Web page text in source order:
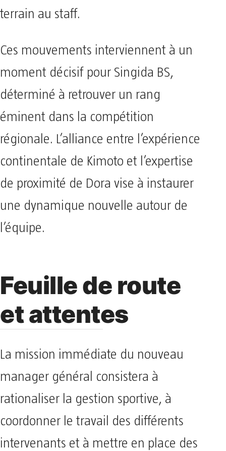
terrain au staff.
Ces mouvements interviennent à un
moment décisif pour Singida BS,
déterminé à retrouver un rang
éminent dans la compétition
régionale. L’alliance entre l’expérience
continentale de Kimoto et l’expertise
de proximité de Dora vise à instaurer
une dynamique nouvelle autour de
l’équipe.
Feuille de route
et attentes
La mission immédiate du nouveau
manager général consistera à
rationaliser la gestion sportive, à
coordonner le travail des différents
intervenants et à mettre en place des